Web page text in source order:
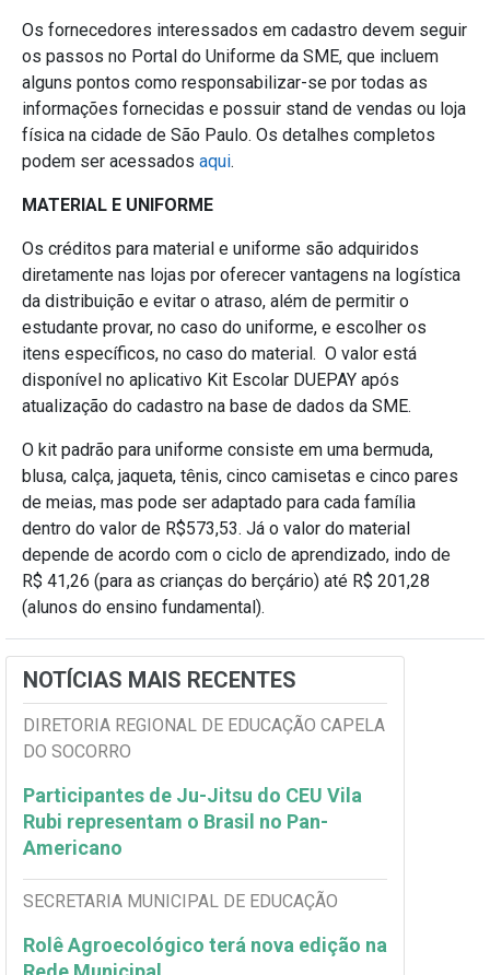
Os fornecedores interessados em cadastro devem seguir
os passos no Portal do Uniforme da SME, que incluem
alguns pontos como responsabilizar-se por todas as
informações fornecidas e possuir stand de vendas ou loja
física na cidade de São Paulo. Os detalhes completos
podem ser acessados aqui.
MATERIAL E UNIFORME
Os créditos para material e uniforme são adquiridos
diretamente nas lojas por oferecer vantagens na logística
da distribuição e evitar o atraso, além de permitir o
estudante provar, no caso do uniforme, e escolher os
itens específicos, no caso do material. O valor está
disponível no aplicativo Kit Escolar DUEPAY após
atualização do cadastro na base de dados da SME.
O kit padrão para uniforme consiste em uma bermuda,
blusa, calça, jaqueta, tênis, cinco camisetas e cinco pares
de meias, mas pode ser adaptado para cada família
dentro do valor de R$573,53. Já o valor do material
depende de acordo com o ciclo de aprendizado, indo de
R$ 41,26 (para as crianças do berçário) até R$ 201,28
(alunos do ensino fundamental).
NOTÍCIAS MAIS RECENTES
DIRETORIA REGIONAL DE EDUCAÇÃO CAPELA
DO SOCORRO
Participantes de Ju-Jitsu do CEU Vila
Rubi representam o Brasil no Pan-
Americano
SECRETARIA MUNICIPAL DE EDUCAÇÃO
Rolê Agroecológico terá nova edição na